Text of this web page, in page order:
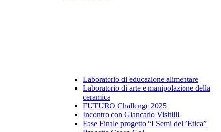
Laboratorio di educazione alimentare
Laboratorio di arte e manipolazione della
ceramica
FUTURO Challenge 2025
Incontro con Giancarlo Visitilli
Fase Finale progetto “I Semi dell’Etica”